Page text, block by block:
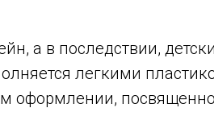
а в последствии,
легкими
оформлении,